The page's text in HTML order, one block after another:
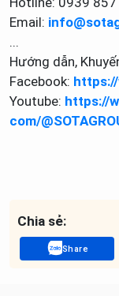
Email:
...
Hướng dẫn,
Facebook:
Youtube: https://
com/
Chia sẻ:
Share